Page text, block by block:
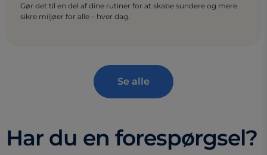
Gør det til en del af dine rutiner for at skabe sundere og mere
sikre miljøer for alle – hver dag.
Se alle
Har du en forespørgsel?